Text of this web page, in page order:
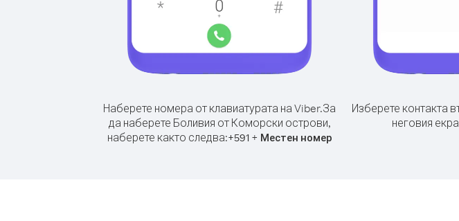
Наберете номера от клавиатурата на Viber.За
да наберете Боливия от Коморски острови,
наберете както следва:+591+ Местен номер
Изберете контакта
неговия